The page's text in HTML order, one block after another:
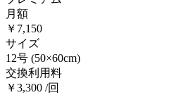
月額
￥7,150
サイズ
12号 (50×60cm)
交換利用料
￥3,300 /回